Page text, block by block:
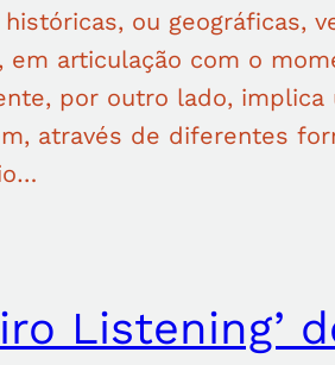
históricas, ou geográficas,
em articulação com o
por outro lado,
através de diferentes
Listening’